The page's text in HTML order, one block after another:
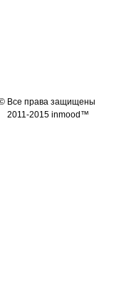
Все права защищены
2011-2015 inmood™